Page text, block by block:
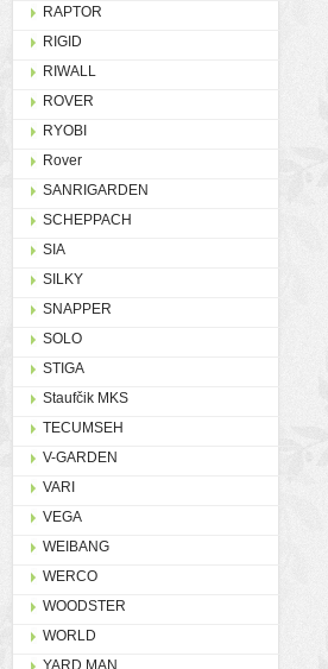
RAPTOR
RIGID
RIWALL
ROVER
RYOBI
Rover
SANRIGARDEN
SCHEPPACH
SIA
SILKY
SNAPPER
SOLO
STIGA
Staufčik MKS
TECUMSEH
V-GARDEN
VARI
VEGA
WEIBANG
WERCO
WOODSTER
WORLD
YARD MAN